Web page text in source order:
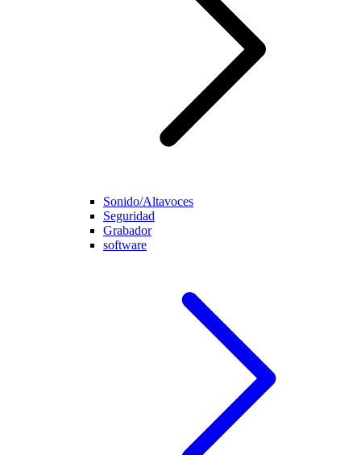
Sonido/Altavoces
Seguridad
Grabador
software